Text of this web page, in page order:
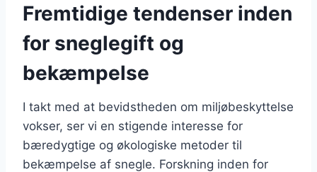
Fremtidige tendenser inden
for sneglegift og
bekæmpelse
I takt med at bevidstheden om miljøbeskyttelse
vokser, ser vi en stigende interesse for
bæredygtige og økologiske metoder til
bekæmpelse af snegle. Forskning inden for